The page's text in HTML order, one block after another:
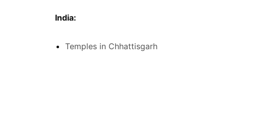
India:
Temples in Chhattisgarh